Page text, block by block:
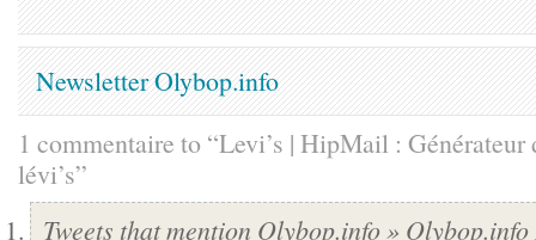
Newsletter Olybop.info
1 commentaire to “Levi’s | HipMail :
lévi’s”
Tweets that mention Olybop.info »